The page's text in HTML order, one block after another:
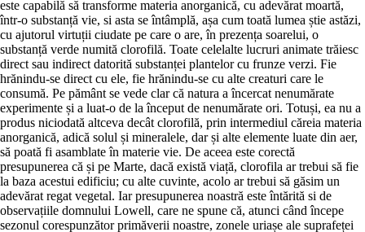
este capabilă să transforme materia anorganică, cu adevărat moartă,
într-o substanță vie, si asta se întâmplă, așa cum toată lumea știe astăzi,
cu ajutorul virtuții ciudate pe care o are, în prezența soarelui, o
substanță verde numită clorofilă. Toate celelalte lucruri animate trăiesc
direct sau indirect datorită substanței plantelor cu frunze verzi. Fie
hrănindu-se direct cu ele, fie hrănindu-se cu alte creaturi care le
consumă. Pe pământ se vede clar că natura a încercat nenumărate
experimente și a luat-o de la început de nenumărate ori. Totuși, ea nu a
produs niciodată altceva decât clorofilă, prin intermediul căreia materia
anorganică, adică solul și mineralele, dar și alte elemente luate din aer,
să poată fi asamblate în materie vie. De aceea este corectă
presupunerea că și pe Marte, dacă există viață, clorofila ar trebui să fie
la baza acestui edificiu; cu alte cuvinte, acolo ar trebui să găsim un
adevărat regat vegetal. Iar presupunerea noastră este întărită si de
observațiile domnului Lowell, care ne spune că, atunci când începe
sezonul corespunzător primăverii noastre, zonele uriașe ale suprafeței